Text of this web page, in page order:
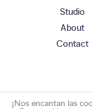
Studio
About
Contact
¡Nos encantan las